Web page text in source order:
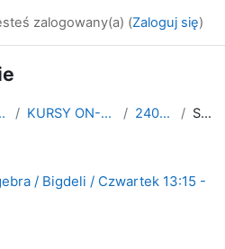
zalogowany(a) (Zaloguj się)
2019/2020 KURSY ON-LINE NA OKRES KWARANTANNY PL 2400-FIM1AL gr. 3 czw Streszczenie
/ Bigdeli / Czwartek 13:15 -